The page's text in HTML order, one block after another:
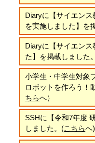
Diaryに
【サイエン
を実施しました】を
Diaryに 【サイエン
た 】 を掲載しました。
小学生・中学生対象
ロボットを作ろう！
ちらへ）
SSHに【令和7年度
しました。(こちらへ)